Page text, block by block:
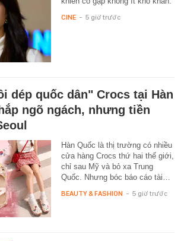
CINE - 5 giờ trước
dép quốc dân" Crocs tại Hàn
ngõ ngách, nhưng tiền
Hàn Quốc là thị trường có nhiều
cửa hàng Crocs thứ hai thế giới,
chỉ sau Mỹ và bỏ xa Trung
Quốc. Nhưng bóc báo cáo tài…
BEAUTY & FASHION - 5 giờ trước